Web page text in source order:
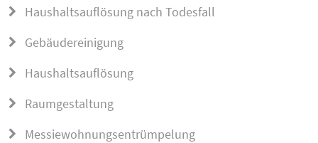
Haushaltsauflösung nach Todesfall
Gebäudereinigung
Haushaltsauflösung
Raumgestaltung
Messiewohnungsentrümpelung